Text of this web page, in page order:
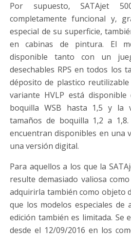
Por supuesto, SATAjet
completamente funcional y,
especial de su superficie,
en cabinas de pintura. El
disponible tanto con un
desechables RPS en todos los
déposito de plastico reutilizable
variante HVLP está
boquilla WSB has­ta 1,5 y la
tamaños de boquilla 1,2 a
encuentran disponibles en una
una versión digital.
Para aquellos a los que la
resulte demasia­do valiosa
adquirirla también como objeto
que los modelos especiales de
edición también es limitada. Se
desde el 12/09/2016 en los